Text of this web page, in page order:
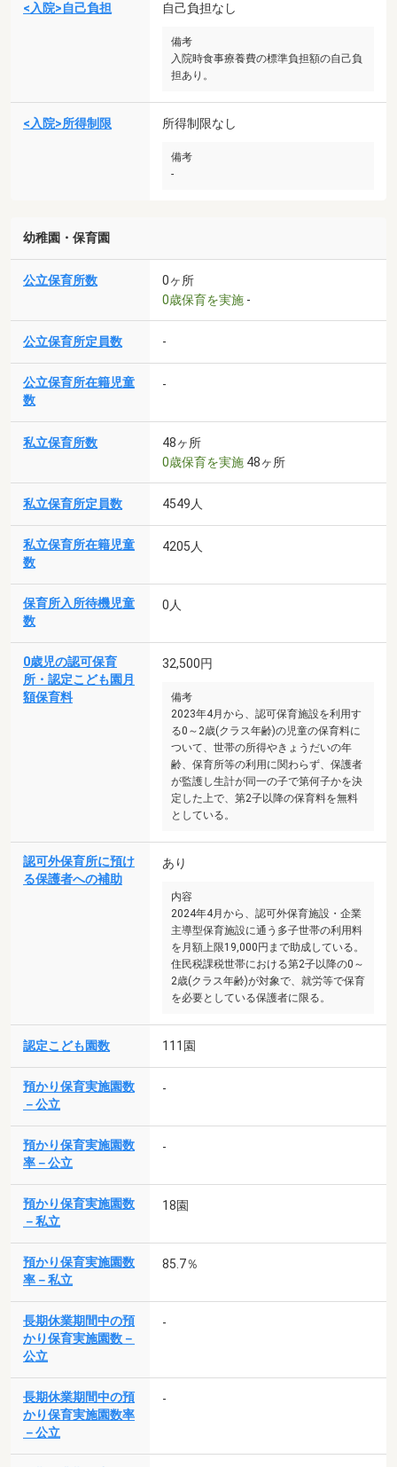
<入院>自己負担 自己負担なし
備考
入院時食事療養費の標準負担額の自己負
担あり。
<入院>所得制限 所得制限なし
備考
-
幼稚園・保育園
公立保育所数
0ヶ所
0歳保育を実施 -
公立保育所定員数 -
公立保育所在籍児童
数
-
私立保育所数
48ヶ所
0歳保育を実施 48ヶ所
私立保育所定員数 4549人
私立保育所在籍児童
数
4205人
保育所入所待機児童
数
0人
0歳児の認可保育
所・認定こども園月
額保育料
32,500円
備考
2023年4月から、認可保育施設を利用す
る0～2歳(クラス年齢)の児童の保育料に
ついて、世帯の所得やきょうだいの年
齢、保育所等の利用に関わらず、保護者
が監護し生計が同一の子で第何子かを決
定した上で、第2子以降の保育料を無料
としている。
認可外保育所に預け
る保護者への補助
あり
内容
2024年4月から、認可外保育施設・企業
主導型保育施設に通う多子世帯の利用料
を月額上限19,000円まで助成している。
住民税課税世帯における第2子以降の0～
2歳(クラス年齢)が対象で、就労等で保育
を必要としている保護者に限る。
認定こども園数 111園
預かり保育実施園数
－公立
-
預かり保育実施園数
率－公立
-
預かり保育実施園数
－私立
18園
預かり保育実施園数
率－私立
85.7％
長期休業期間中の預
かり保育実施園数－
公立
-
長期休業期間中の預
かり保育実施園数率
－公立
-